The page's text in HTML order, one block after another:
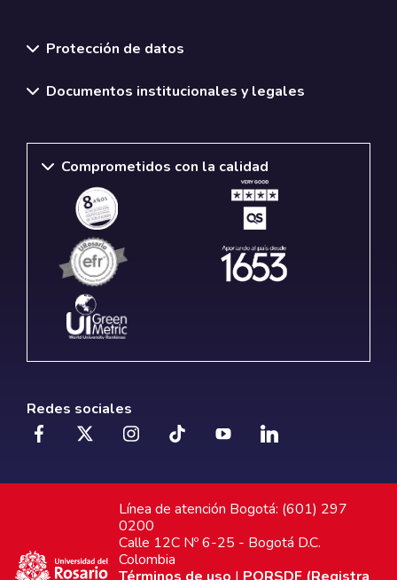
Protección de datos
Documentos institucionales y legales
Comprometidos con la calidad
Redes sociales
Línea de atención Bogotá: (601) 297
0200
Calle 12C Nº 6-25 - Bogotá D.C.
Colombia